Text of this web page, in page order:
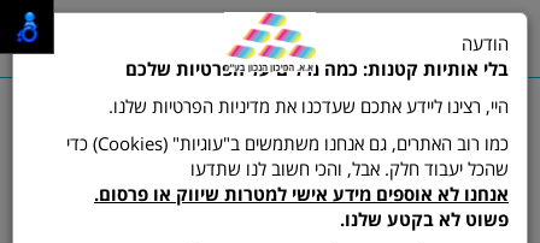
שרות לקוחות ותמיכה:03-9511473
hamikun4u@gmail.com
תפריט
הודעה
בלי אותיות קטנות: כמה מילים על הפרטיות שלכם
היי, רצינו ליידע אתכם שעדכנו את מדיניות הפרטיות שלנו.
כמו רוב האתרים, גם אנחנו משתמשים ב"עוגיות" (Cookies) כדי
שהכל יעבוד חלק. אבל, והכי חשוב לנו שתדעו
אנחנו לא אוספים מידע אישי למטרות שיווק או פרסום.
פשוט לא בקטע שלנו.